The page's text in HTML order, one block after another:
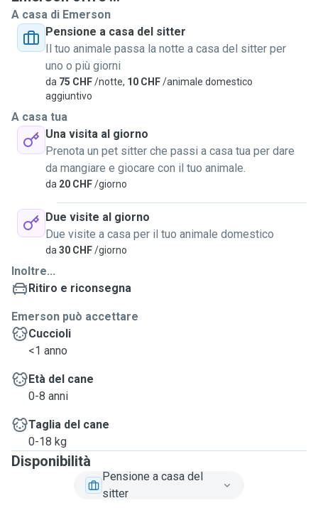
A casa di Emerson
Pensione a casa del sitter
Il tuo animale passa la notte a casa del sitter per
uno o più giorni
da 75 CHF/notte, 10 CHF/animale domestico
aggiuntivo
A casa tua
Una visita al giorno
Prenota un pet sitter che passi a casa tua per dare
da mangiare e giocare con il tuo animale.
da 20 CHF/giorno
Due visite al giorno
Due visite a casa per il tuo animale domestico
da 30 CHF/giorno
Inoltre...
Ritiro e riconsegna
Emerson può accettare
Cuccioli
<1 anno
Età del cane
0-8 anni
Taglia del cane
0-18 kg
Disponibilità
Pensione a casa del
sitter